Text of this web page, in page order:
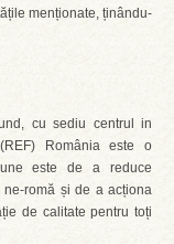
menționate, ținându-
cu sediu centrul in
România este o
este de a reduce
romă și de a acționa
de calitate pentru toți